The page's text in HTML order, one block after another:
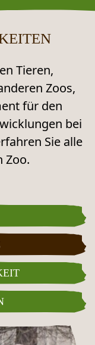
Tieren,
Zoos,
für den
bei
Sie alle
Zoo.